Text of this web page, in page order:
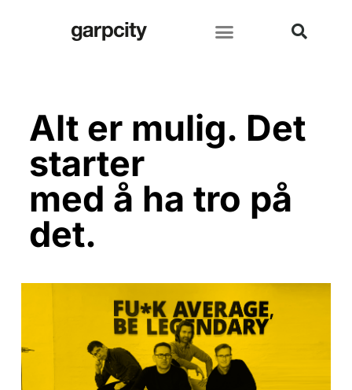
Alt er mulig. Det
starter
med å ha tro på
det.